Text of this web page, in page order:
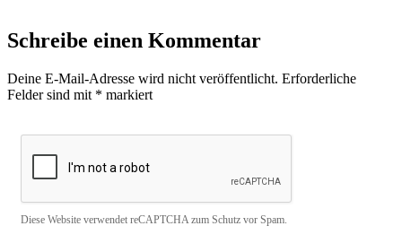
Schreibe einen Kommentar
Deine E-Mail-Adresse wird nicht veröffentlicht. Erforderliche
Felder sind mit * markiert
Diese Website verwendet reCAPTCHA zum Schutz vor Spam.